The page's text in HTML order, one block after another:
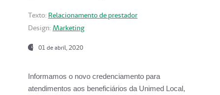
Texto: Relacionamento de prestador
Design: Marketing
01 de abril, 2020
Informamos o novo credenciamento para
atendimentos aos beneficiários da Unimed Local,